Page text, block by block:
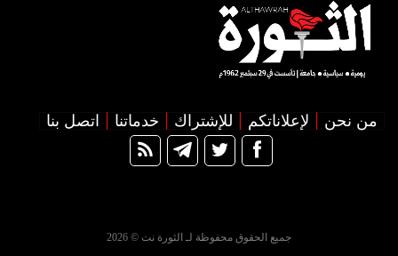
من نحن لإعلاناتكم للإشتراك خدماتنا اتصل بنا
جميع الحقوق محفوظة لـ الثورة نت © 2026